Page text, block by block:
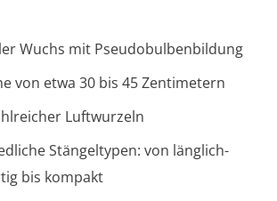
Wuchs mit Pseudobulbenbildung
von etwa 30 bis 45 Zentimetern
Luftwurzeln
Stängeltypen: von länglich-
bis kompakt